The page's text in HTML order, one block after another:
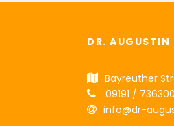
DR. AUGUSTIN
Bayreuther
09191 / 736300
info@dr-